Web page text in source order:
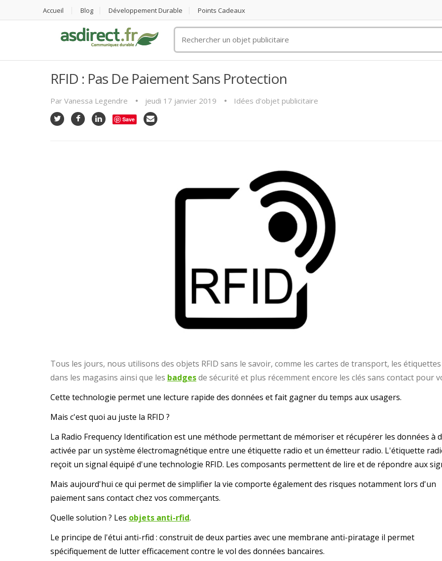
Accueil Blog Développement Durable Points Cadeaux
un
objet
publicitaire
RFID : Pas De Paiement Sans Protection
Par Vanessa Legendre jeudi 17 janvier 2019 Idées d'objet publicitaire
Save
Tous les jours, nous utilisons des objets RFID sans le savoir, comme les cartes de transport, les
dans les magasins ainsi que les badgesde sécurité et plus récemment encore les clés sans contact pour
Cette technologie permet une lecture rapide des données et fait gagner du temps aux usagers.
Mais c'est quoi au juste la RFID ?
La Radio Frequency Identification est une méthode permettant de mémoriser et récupérer les données à
activée par un système électromagnétique entre une étiquette radio et un émetteur radio. L'étiquette
reçoit un signal équipé d'une technologie RFID. Les composants permettent de lire et de répondre aux
Mais aujourd'hui ce qui permet de simplifier la vie comporte également des risques notamment lors d'un
paiement sans contact chez vos commerçants.
Quelle solution ? Les objets anti-rfid.
Le principe de l'étui anti-rfid : construit de deux parties avec une membrane anti-piratage il permet
spécifiquement de lutter efficacement contre le vol des données bancaires.